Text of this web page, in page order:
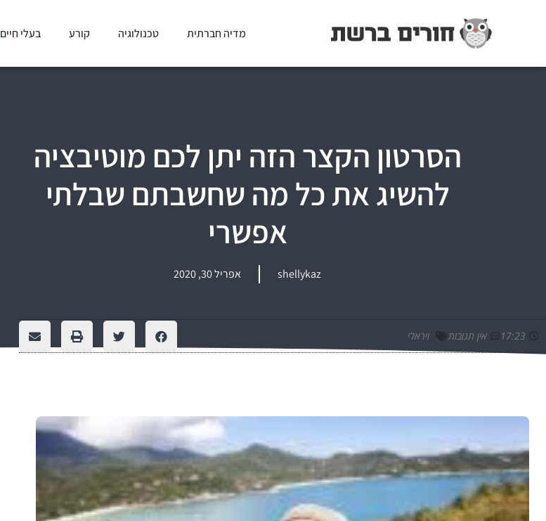
מדיה חברתית טכנולוגיה קורע בעלי חיים
הסרטון הקצר הזה יתן לכם מוטיבציה
להשיג את כל מה שחשבתם שבלתי
אפשרי
shellykaz אפריל 30, 2020
17:23 אין תגובות ויראלי